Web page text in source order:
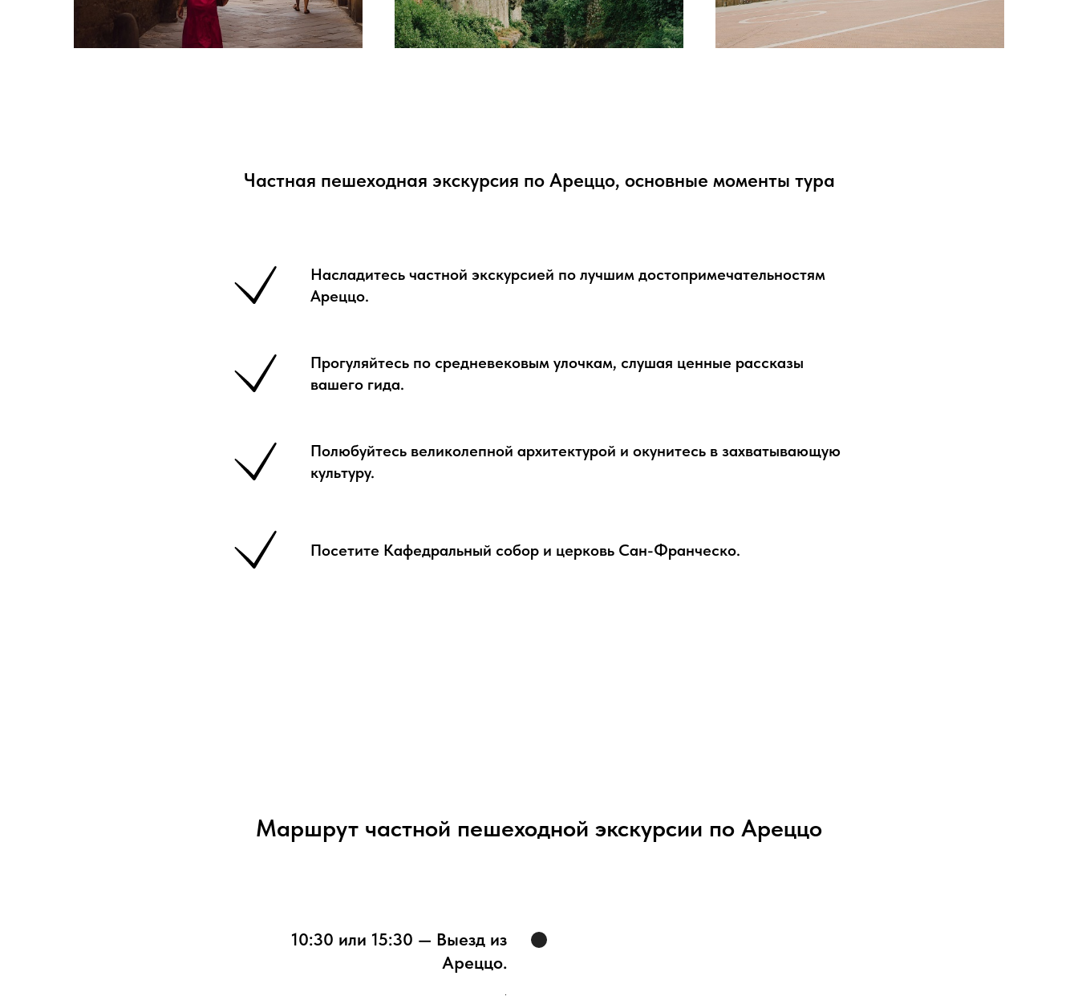
Частная пешеходная экскурсия по Ареццо, основные моменты тура
Насладитесь частной экскурсией по лучшим достопримечательностям
Ареццо.
Прогуляйтесь по средневековым улочкам, слушая ценные рассказы
вашего гида.
Полюбуйтесь великолепной архитектурой и окунитесь в захватывающую
культуру.
Посетите Кафедральный собор и церковь Сан-Франческо.
Маршрут частной пешеходной экскурсии по Ареццо
10:30 или 15:30 — Выезд из
Ареццо.
.